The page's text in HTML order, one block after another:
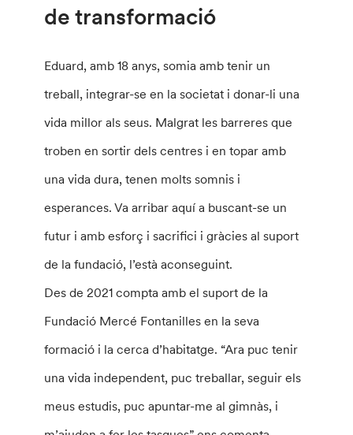
de transformació
Eduard, amb 18 anys, somia amb tenir un
treball, integrar-se en la societat i donar-li una
vida millor als seus. Malgrat les barreres que
troben en sortir dels centres i en topar amb
una vida dura, tenen molts somnis i
esperances. Va arribar aquí a buscant-se un
futur i amb esforç i sacrifici i gràcies al suport
de la fundació, l’està aconseguint.
Des de 2021 compta amb el suport de la
Fundació Mercé Fontanilles en la seva
formació i la cerca d’habitatge. “Ara puc tenir
una vida independent, puc treballar, seguir els
meus estudis, puc apuntar-me al gimnàs, i